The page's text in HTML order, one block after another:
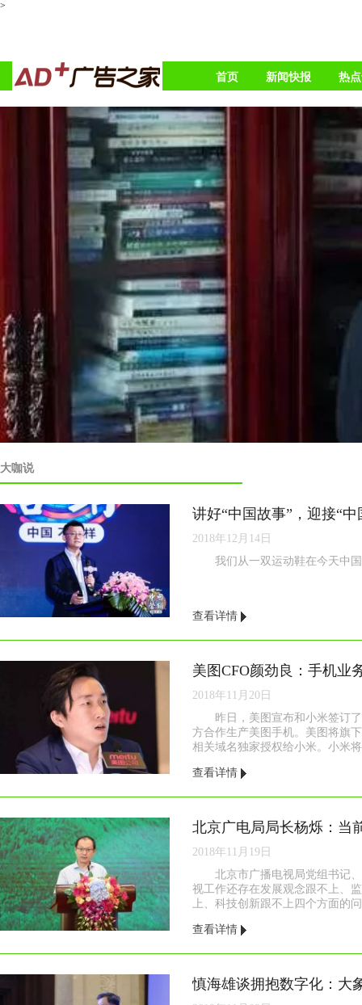
>
首页 新闻快报 热
大咖说
讲好“中国故事”，迎接“
2018年12月14日
我们从一双运动鞋在今天中
查看详情
2018年11月20日
昨日，美图宣布和小米签订
方合作生产美图手机。美图将旗
相关域名独家授权给小米。小米
查看详情
2018年11月19日
北京市广播电视局党组书记
视工作还存在发展观念跟不上、
上、科技创新跟不上四个方面的
查看详情
慎海雄谈拥抱数字化：大